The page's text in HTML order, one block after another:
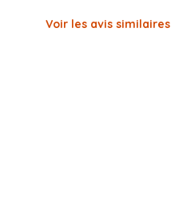
Voir les avis similaires